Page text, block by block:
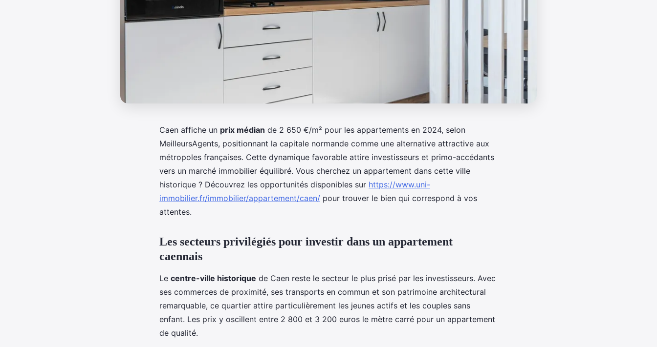
Caen affiche un prix médian de 2 650 €/m² pour les appartements en 2024, selon
MeilleursAgents, positionnant la capitale normande comme une alternative attractive aux
métropoles françaises. Cette dynamique favorable attire investisseurs et primo-accédants
vers un marché immobilier équilibré. Vous cherchez un appartement dans cette ville
historique ? Découvrez les opportunités disponibles sur https://www.uni-
immobilier.fr/immobilier/appartement/caen/ pour trouver le bien qui correspond à vos
attentes.
Les secteurs privilégiés pour investir dans un appartement
caennais
Le centre-ville historique de Caen reste le secteur le plus prisé par les investisseurs. Avec
ses commerces de proximité, ses transports en commun et son patrimoine architectural
remarquable, ce quartier attire particulièrement les jeunes actifs et les couples sans
enfant. Les prix y oscillent entre 2 800 et 3 200 euros le mètre carré pour un appartement
de qualité.